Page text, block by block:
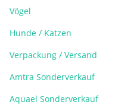
Vögel
Hunde / Katzen
Verpackung / Versand
Amtra Sonderverkauf
Aquael Sonderverkauf